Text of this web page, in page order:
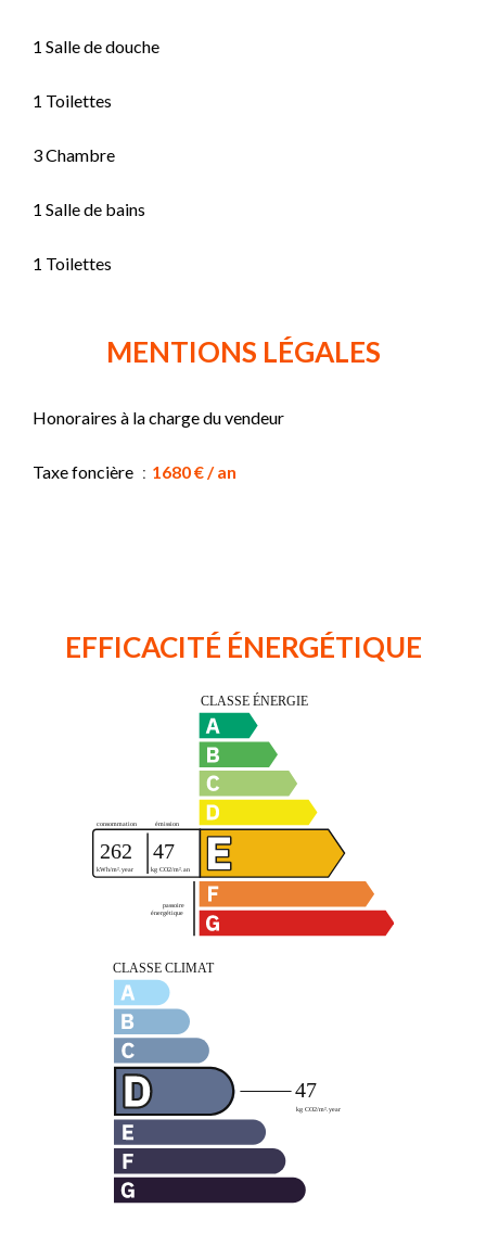
1 Salle de douche
1 Toilettes
3 Chambre
1 Salle de bains
1 Toilettes
MENTIONS LÉGALES
Honoraires à la charge du vendeur
Taxe foncière 1680 € / an
EFFICACITÉ ÉNERGÉTIQUE